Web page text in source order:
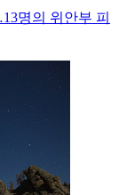
명의 위안부 피